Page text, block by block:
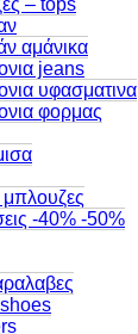
– tops
αμάνικα
jeans
υφασματινα
φορμας
-40% -50%